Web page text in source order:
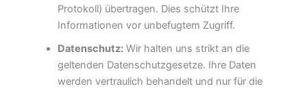
Protokoll) übertragen. Dies schützt Ihre
Informationen vor unbefugtem Zugriff.
Datenschutz:Wir halten uns strikt an die
geltenden Datenschutzgesetze. Ihre Daten
werden vertraulich behandelt und nur für die